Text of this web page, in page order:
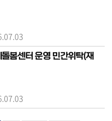
봄센터 운영 민간위탁(재